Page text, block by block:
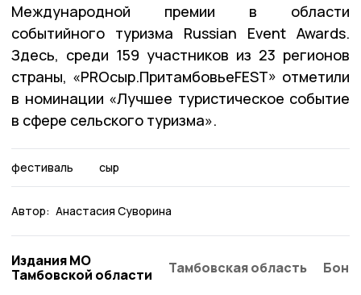
Международной премии в области
событийного туризма Russian Event Awards.
Здесь, среди 159 участников из 23 регионов
страны, «PRОсыр.ПритамбовьеFEST» отметили
в номинации «Лучшее туристическое событие
в сфере сельского туризма».
фестиваль сыр
Автор: Анастасия Суворина
Издания МО
Тамбовской области
Тамбовская область